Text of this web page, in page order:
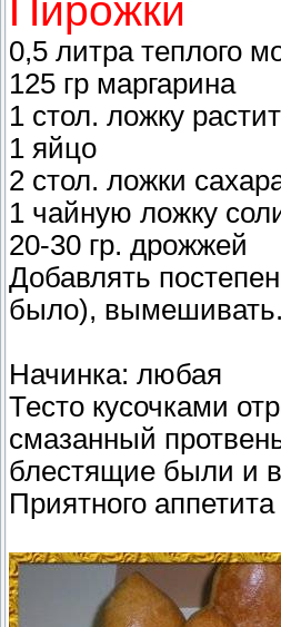
Пирожки
0,5 литра теплого
125 гр маргарина
1 стол. ложку
1 яйцо
2 стол. ложки
1 чайную ложку
20-30 гр. дрожжей
Добавлять
было), вымешивать.
Начинка: любая
Тесто кусочками
смазанный
блестящие были и в
Приятного аппетита